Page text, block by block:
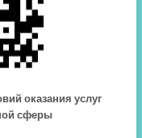
оказания услуг
сферы